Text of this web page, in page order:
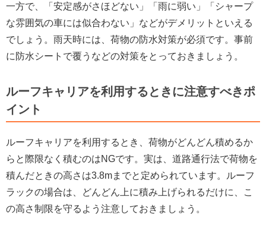
一方で、「安定感がさほどない」「雨に弱い」「シャープ
な雰囲気の車には似合わない」などがデメリットといえる
でしょう。雨天時には、荷物の防水対策が必須です。事前
に防水シートで覆うなどの対策をとっておきましょう。
ルーフキャリアを利用するときに注意すべきポ
イント
ルーフキャリアを利用するとき、荷物がどんどん積めるか
らと際限なく積むのはNGです。実は、道路通行法で荷物を
積んだときの高さは3.8mまでと定められています。ルーフ
ラックの場合は、どんどん上に積み上げられるだけに、こ
の高さ制限を守るよう注意しておきましょう。